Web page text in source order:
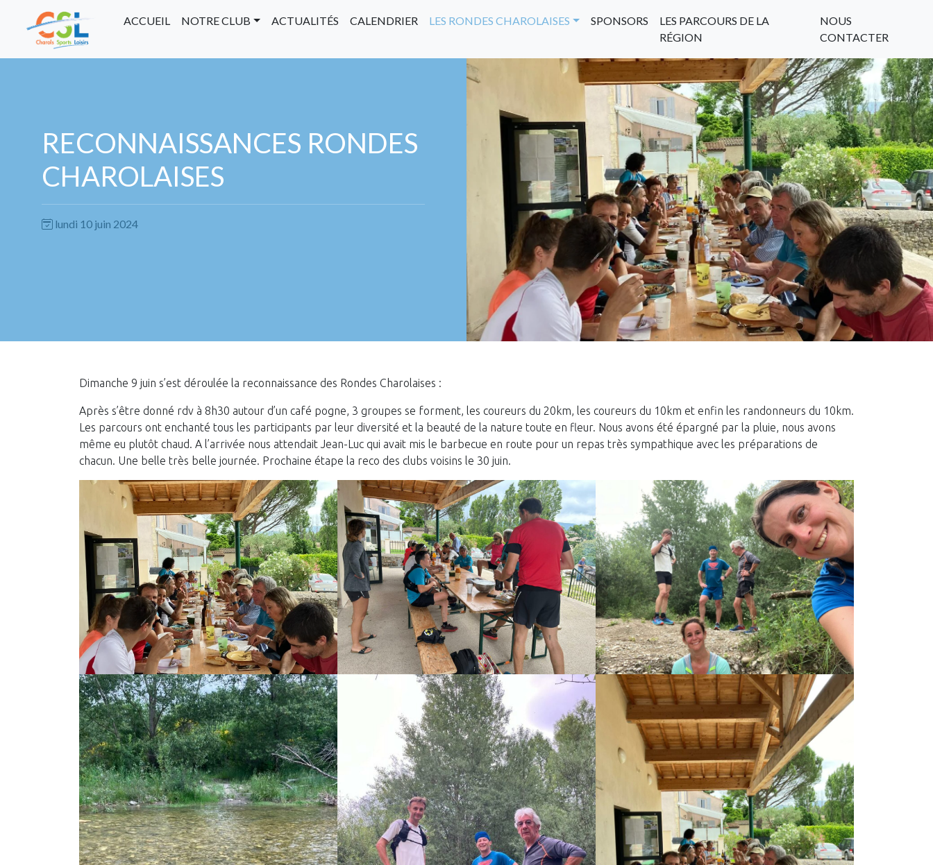
ACCUEIL NOTRE CLUB ACTUALITÉS CALENDRIER LES RONDES CHAROLAISES SPONSORS
LES PARCOURS DE LA
RÉGION
NOUS
CONTACTER
RECONNAISSANCES RONDES
CHAROLAISES
lundi 10 juin 2024
Dimanche 9 juin s’est déroulée la reconnaissance des Rondes Charolaises :
Après s’être donné rdv à 8h30 autour d’un café pogne, 3 groupes se forment, les coureurs du 20km, les coureurs du 10km et enfin les randonneurs du 10km.
Les parcours ont enchanté tous les participants par leur diversité et la beauté de la nature toute en fleur. Nous avons été épargné par la pluie, nous avons
même eu plutôt chaud. A l’arrivée nous attendait Jean-Luc qui avait mis le barbecue en route pour un repas très sympathique avec les préparations de
chacun. Une belle très belle journée. Prochaine étape la reco des clubs voisins le 30 juin.